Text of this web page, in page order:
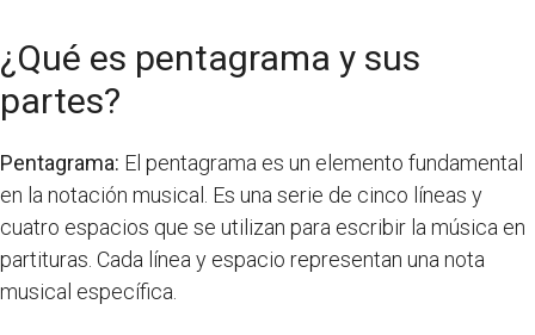
¿Qué es pentagrama y sus
partes?
Pentagrama: El pentagrama es un elemento fundamental
en la notación musical. Es una serie de cinco líneas y
cuatro espacios que se utilizan para escribir la música en
partituras. Cada línea y espacio representan una nota
musical específica.